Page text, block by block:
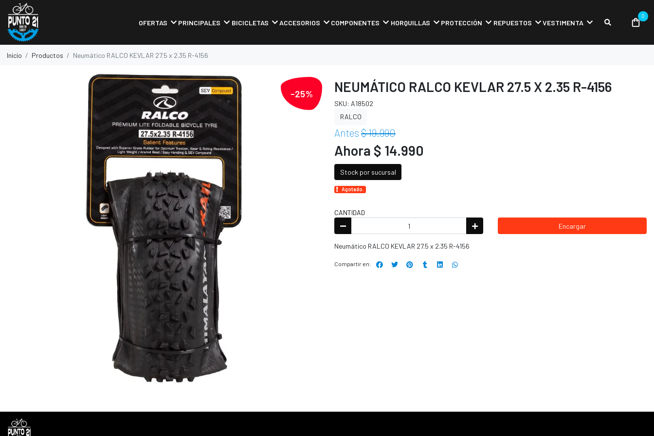
OFERTAS PRINCIPALES BICICLETAS ACCESORIOS COMPONENTES HORQUILLAS PROTECCIÓN REPUESTOS VESTIMENTA
0
Inicio Productos Neumático RALCO KEVLAR 27.5 x 2.35 R-4156
-25% NEUMÁTICO RALCO KEVLAR 27.5 X 2.35 R-4156
SKU: A18502
RALCO
Antes $ 19.990
Ahora $ 14.990
Stock por sucursal
Agotado.
CANTIDAD
Encargar
Neumático RALCO KEVLAR 27.5 x 2.35 R-4156
Compartir en: